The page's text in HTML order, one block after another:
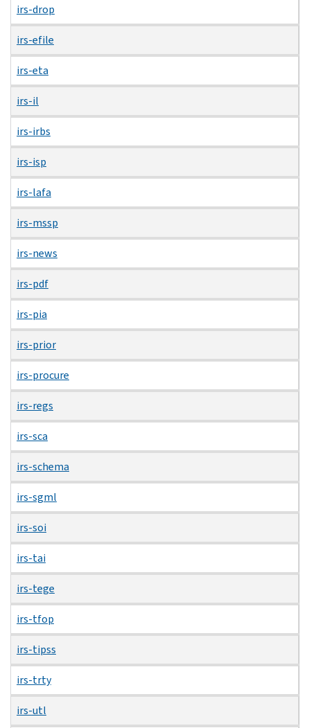
irs-drop
irs-efile
irs-eta
irs-il
irs-irbs
irs-isp
irs-lafa
irs-mssp
irs-news
irs-pdf
irs-pia
irs-prior
irs-procure
irs-regs
irs-sca
irs-schema
irs-sgml
irs-soi
irs-tai
irs-tege
irs-tfop
irs-tipss
irs-trty
irs-utl